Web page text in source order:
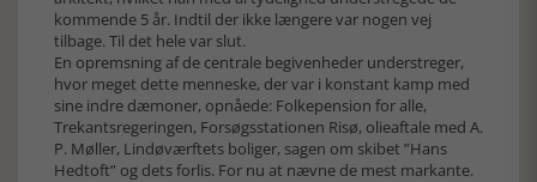
kommende 5 år. Indtil der ikke længere var nogen vej
tilbage. Til det hele var slut.
En opremsning af de centrale begivenheder understreger,
hvor meget dette menneske, der var i konstant kamp med
sine indre dæmoner, opnåede: Folkepension for alle,
Trekantsregeringen, Forsøgsstationen Risø, olieaftale med A.
P. Møller, Lindøværftets boliger, sagen om skibet ”Hans
Hedtoft” og dets forlis. For nu at nævne de mest markante.